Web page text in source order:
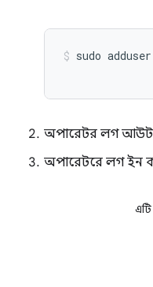
sudo adduser
অপারেটর লগ
অপারেটরে লগ ইন